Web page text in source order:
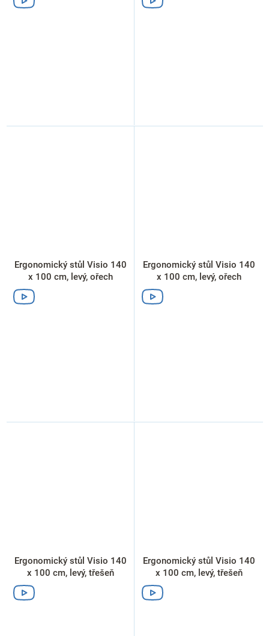
Ergonomický stůl Visio 140
x 100 cm, levý, ořech
Ergonomický stůl Visio 140
x 100 cm, levý, ořech
Ergonomický stůl Visio 140
x 100 cm, levý, třešeň
Ergonomický stůl Visio 140
x 100 cm, levý, třešeň